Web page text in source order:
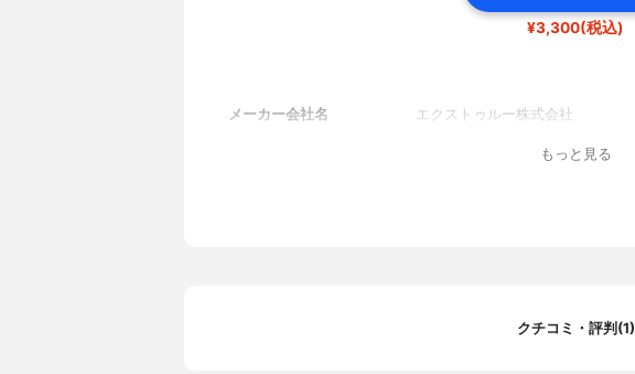
¥3,300(税込)
メーカー会社名 エクストゥルー株式会社
もっと見る
クチコミ・評判(1)